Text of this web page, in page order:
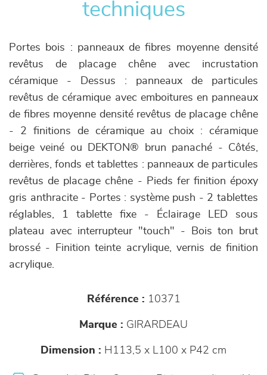
techniques
Portes bois : panneaux de fibres moyenne densité
revêtus de placage chêne avec incrustation
céramique - Dessus : panneaux de particules
revêtus de céramique avec emboitures en panneaux
de fibres moyenne densité revêtus de placage chêne
- 2 finitions de céramique au choix : céramique
beige veiné ou DEKTON® brun panaché - Côtés,
derrières, fonds et tablettes : panneaux de particules
revêtus de placage chêne - Pieds fer finition époxy
gris anthracite - Portes : système push - 2 tablettes
réglables, 1 tablette fixe - Éclairage LED sous
plateau avec interrupteur "touch" - Bois ton brut
brossé - Finition teinte acrylique, vernis de finition
acrylique.
Référence : 10371
Marque : GIRARDEAU
Dimension : H113,5 x L100 x P42 cm